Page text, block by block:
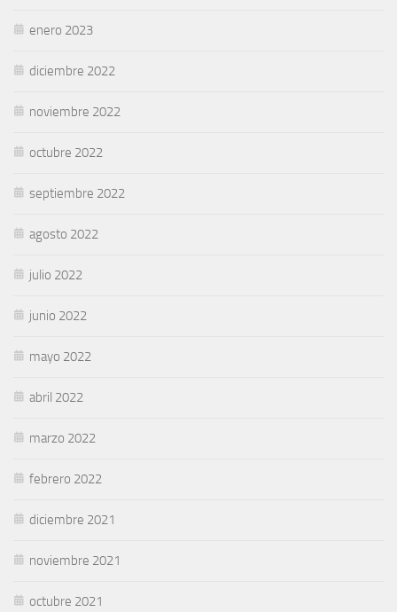
enero 2023
diciembre 2022
noviembre 2022
octubre 2022
septiembre 2022
agosto 2022
julio 2022
junio 2022
mayo 2022
abril 2022
marzo 2022
febrero 2022
diciembre 2021
noviembre 2021
octubre 2021